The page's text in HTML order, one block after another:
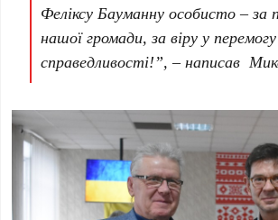
Феліксу Бауманну особисто – за
нашої громади, за віру у
справедливості!”, – написав